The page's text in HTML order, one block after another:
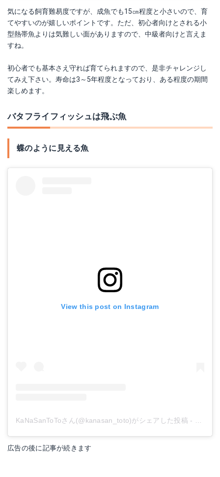
気になる飼育難易度ですが、成魚でも15㎝程度と小さいので、育
てやすいのが嬉しいポイントです。ただ、初心者向けとされる小
型熱帯魚よりは気難しい面がありますので、中級者向けと言えま
すね。
初心者でも基本さえ守れば育てられますので、是非チャレンジし
てみえ下さい。寿命は3～5年程度となっており、ある程度の期間
楽しめます。
バタフライフィッシュは飛ぶ魚
蝶のように見える魚
View this post on Instagram
KaNaSanToToさん(@kanasan_toto)がシェアした投稿 -
広告の後に記事が続きます